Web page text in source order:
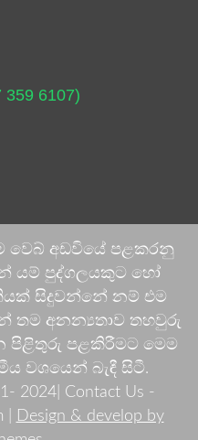
359 6107)
වෙබ් අඩවියේ පළකරනු
යම් පුද්ගලයකුට හෝ
සිදුවන්නේ නම් එම
තම අනන්‍යතාව තහවුරු
පිළිතුරු පළකිරීමට මෙම
වශයෙන් බැඳී සිටී.
2024| Contact Us -
|
Design & develop by